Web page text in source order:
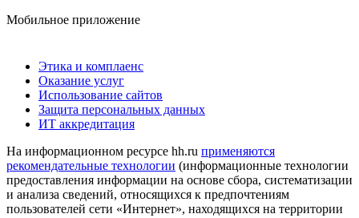
Мобильное приложение
Этика и комплаенс
Оказание услуг
Использование сайтов
Защита персональных данных
ИТ аккредитация
На информационном ресурсе hh.ru применяются
рекомендательные технологии (информационные технологии
предоставления информации на основе сбора, систематизации
и анализа сведений, относящихся к предпочтениям
пользователей сети «Интернет», находящихся на территории